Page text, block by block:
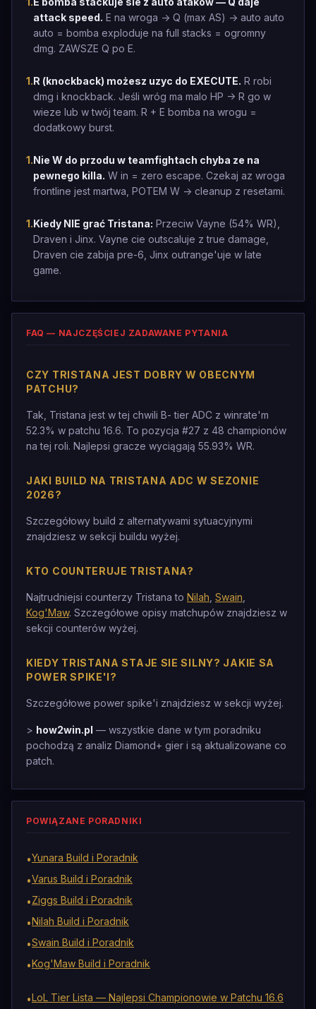
attack speed. E na wroga -> Q (max AS) -> auto auto
auto = bomba exploduje na full stacks = ogromny
dmg. ZAWSZE Q po E.
1.R (knockback) możesz uzyc do EXECUTE. R robi
dmg i knockback. Jeśli wróg ma malo HP -> R go w
wieze lub w twój team. R + E bomba na wrogu =
dodatkowy burst.
1.Nie W do przodu w teamfightach chyba ze na
pewnego killa. W in = zero escape. Czekaj az wroga
frontline jest martwa, POTEM W -> cleanup z resetami.
1.Kiedy NIE grać Tristana: Przeciw Vayne (54% WR),
Draven i Jinx. Vayne cie outscaluje z true damage,
Draven cie zabija pre-6, Jinx outrange'uje w late
game.
FAQ — NAJCZĘŚCIEJ ZADAWANE PYTANIA
CZY TRISTANA JEST DOBRY W OBECNYM
PATCHU?
Tak, Tristana jest w tej chwili B- tier ADC z winrate'm
52.3% w patchu 16.6. To pozycja #27 z 48 championów
na tej roli. Najlepsi gracze wyciągają 55.93% WR.
JAKI BUILD NA TRISTANA ADC W SEZONIE
2026?
Szczegółowy build z alternatywami sytuacyjnymi
znajdziesz w sekcji buildu wyżej.
KTO COUNTERUJE TRISTANA?
Najtrudniejsi counterzy Tristana to Nilah Swain
Kog'Maw. Szczegółowe opisy matchupów znajdziesz w
sekcji counterów wyżej.
KIEDY TRISTANA STAJE SIE SILNY? JAKIE SA
POWER SPIKE'I?
Szczegółowe power spike'i znajdziesz w sekcji wyżej.
> how2win.pl — wszystkie dane w tym poradniku
pochodzą z analiz Diamond+ gier i są aktualizowane co
patch.
POWIĄZANE PORADNIKI
•Yunara Build i Poradnik
•Varus Build i Poradnik
•Ziggs Build i Poradnik
•Nilah Build i Poradnik
•Swain Build i Poradnik
•Kog'Maw Build i Poradnik
•LoL Tier Lista — Najlepsi Championowie w Patchu 16.6